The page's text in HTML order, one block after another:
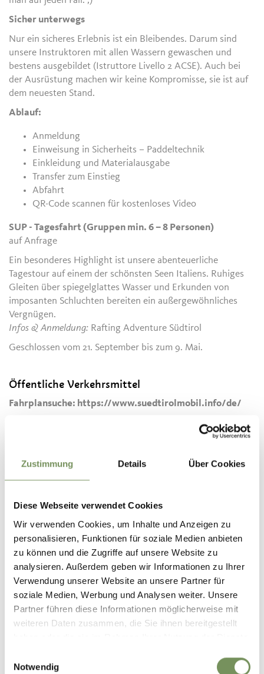
Zustimmung Details Über Cookies
Diese Webseite verwendet Cookies
Wir verwenden Cookies, um Inhalte und Anzeigen zu
personalisieren, Funktionen für soziale Medien anbieten
zu können und die Zugriffe auf unsere Website zu
analysieren. Außerdem geben wir Informationen zu Ihrer
Verwendung unserer Website an unsere Partner für
soziale Medien, Werbung und Analysen weiter. Unsere
Partner führen diese Informationen möglicherweise mit
weiteren Daten zusammen, die Sie ihnen bereitgestellt
Notwendig
Sicher unterwegs
Nur ein sicheres Erlebnis ist ein Bleibendes. Darum sind
unsere Instruktoren mit allen Wassern gewaschen und
bestens ausgebildet (Istruttore Livello 2 ACSE). Auch bei
der Ausrüstung machen wir keine Kompromisse, sie ist auf
dem neuesten Stand.
Ablauf:
Anmeldung
Einweisung in Sicherheits – Paddeltechnik
Einkleidung und Materialausgabe
Transfer zum Einstieg
Abfahrt
QR-Code scannen für kostenloses Video
SUP - Tagesfahrt (Gruppen min. 6 – 8 Personen)
auf Anfrage
Ein besonderes Highlight ist unsere abenteuerliche
Tagestour auf einem der schönsten Seen Italiens. Ruhiges
Gleiten über spiegelglattes Wasser und Erkunden von
imposanten Schluchten bereiten ein außergewöhnliches
Vergnügen.
Infos & Anmeldung: Rafting Adventure Südtirol
Geschlossen vom 21. September bis zum 9. Mai.
Öffentliche Verkehrsmittel
Fahrplansuche: https://www.suedtirolmobil.info/de/
Unsere Raftbasis befindet sich 10 km westlich von Meran
Vinschgauer Radweg. Die Basis ist mit dem Auto
Öffentliche Verkehrsmittel
Von Meran: mit der Vinschger Bahn oder dem Bus 251 nach
Rabland
Vom Vinschgau: mit der Vinschger Bahn oder dem Bus 251
nach Rabland
So
10:00 - 17:00